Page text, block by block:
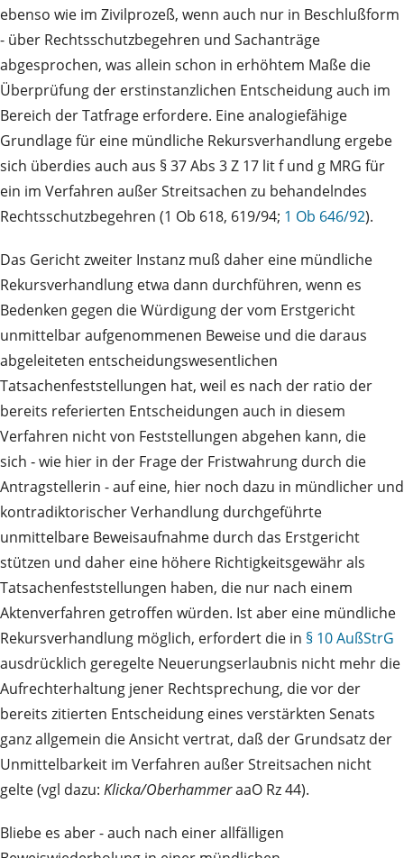
ebenso wie im Zivilprozeß, wenn auch nur in Beschlußform
- über Rechtsschutzbegehren und Sachanträge
abgesprochen, was allein schon in erhöhtem Maße die
Überprüfung der erstinstanzlichen Entscheidung auch im
Bereich der Tatfrage erfordere. Eine analogiefähige
Grundlage für eine mündliche Rekursverhandlung ergebe
sich überdies auch aus § 37 Abs 3 Z 17 lit f und g MRG für
ein im Verfahren außer Streitsachen zu behandelndes
Rechtsschutzbegehren (1 Ob 618, 619/94; 1 Ob 646/92).
Das Gericht zweiter Instanz muß daher eine mündliche
Rekursverhandlung etwa dann durchführen, wenn es
Bedenken gegen die Würdigung der vom Erstgericht
unmittelbar aufgenommenen Beweise und die daraus
abgeleiteten entscheidungswesentlichen
Tatsachenfeststellungen hat, weil es nach der ratio der
bereits referierten Entscheidungen auch in diesem
Verfahren nicht von Feststellungen abgehen kann, die
sich ‑ wie hier in der Frage der Fristwahrung durch die
Antragstellerin - auf eine, hier noch dazu in mündlicher und
kontradiktorischer Verhandlung durchgeführte
unmittelbare Beweisaufnahme durch das Erstgericht
stützen und daher eine höhere Richtigkeitsgewähr als
Tatsachenfeststellungen haben, die nur nach einem
Aktenverfahren getroffen würden. Ist aber eine mündliche
Rekursverhandlung möglich, erfordert die in § 10 AußStrG
ausdrücklich geregelte Neuerungserlaubnis nicht mehr die
Aufrechterhaltung jener Rechtsprechung, die vor der
bereits zitierten Entscheidung eines verstärkten Senats
ganz allgemein die Ansicht vertrat, daß der Grundsatz der
Unmittelbarkeit im Verfahren außer Streitsachen nicht
gelte (vgl dazu: Klicka/OberhammeraaO Rz 44).
Bliebe es aber - auch nach einer allfälligen